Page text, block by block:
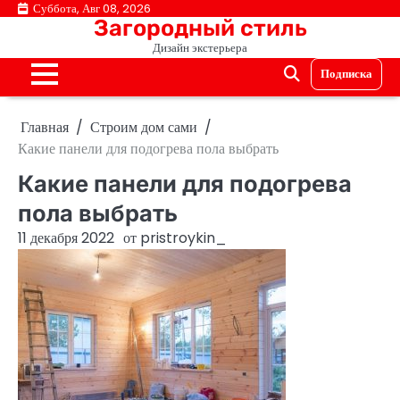
ПерейтиСуббота, Авг 08, 2026
Загородный стиль
Дизайн экстерьера
Подписка
Главная
Строим дом сами
Какие панели для подогрева пола выбрать
Какие панели для подогрева
пола выбрать
11 декабря 2022 от pristroykin_